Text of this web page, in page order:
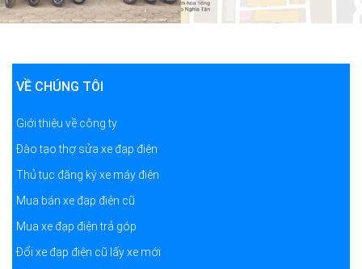
VỀ CHÚNG TÔI
Giới thiệu về công ty
Đào tạo thợ sửa xe đạp điện
Thủ tục đăng ký xe máy điện
Mua bán xe đạp điện cũ
Mua xe đạp điện trả góp
Đổi xe đạp điện cũ lấy xe mới